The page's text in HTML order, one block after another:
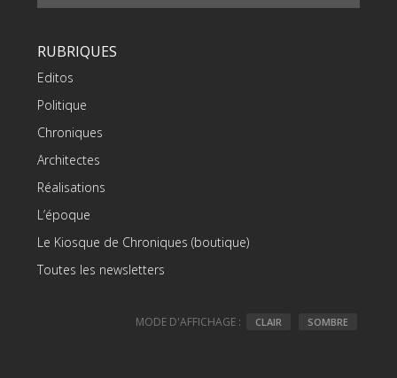
RUBRIQUES
Editos
Politique
Chroniques
Architectes
Réalisations
L’époque
Le Kiosque de Chroniques (boutique)
Toutes les newsletters
MODE D'AFFICHAGE : CLAIR SOMBRE